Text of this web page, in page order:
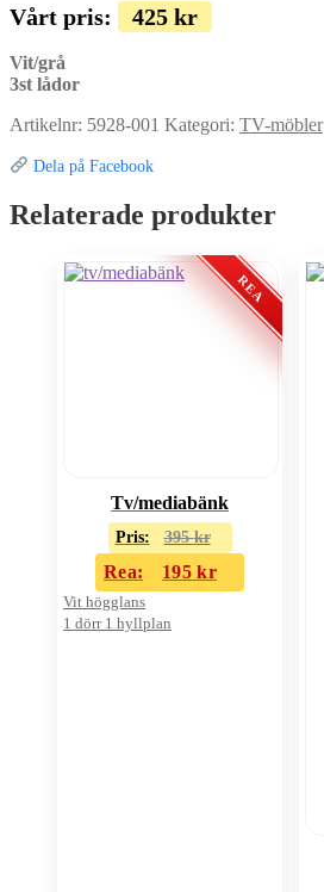
Vårt pris: 425 kr
Vit/grå
3st lådor
Artikelnr: 5928-001 Kategori: TV-möbler
Dela på Facebook
Relaterade produkter
Tv/mediabänk
Pris: 395kr
Rea: 195kr
Vit högglans
1 dörr 1 hyllplan